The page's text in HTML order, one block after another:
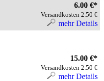
6.00 €*
Versandkosten 2.50 €
mehr Details
15.00 €*
Versandkosten 2.50 €
mehr Details